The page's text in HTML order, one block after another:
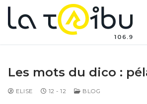
Les mots du dico :
ELISE 12 - 12 BLOG